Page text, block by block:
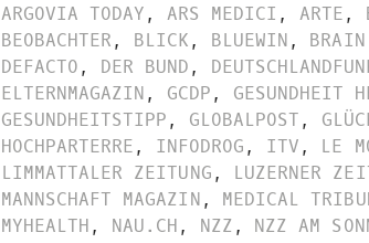
ARGOVIA TODAY, ARS MEDICI , ARTE,
BEOBACHTER, BLICK, BLUEWIN, BRAIN
DEFACTO, DER BUND,
ELTERNMAGAZIN, GCDP, GESUNDHEIT
GESUNDHEITSTIPP, GLOBALPOST,
HOCHPARTERRE, INFODROG, ITV, LE
LIMMATTALER ZEITUNG, LUZERNER
MANNSCHAFT MAGAZIN, MEDICAL
MYHEALTH, NAU.CH, NZZ, NZZ AM